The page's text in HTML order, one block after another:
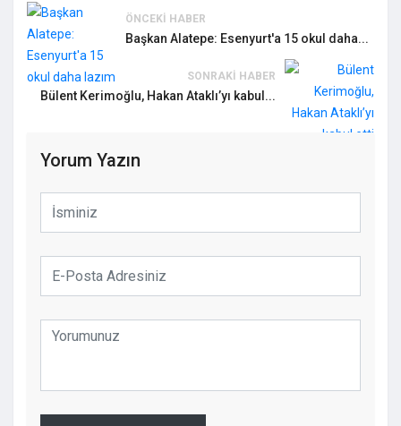
ÖNCEKI HABER
Başkan Alatepe: Esenyurt'a 15 okul daha...
SONRAKI HABER
Bülent Kerimoğlu, Hakan Ataklı’yı kabul...
Yorum Yazın
Ardahan Belediyesi'nin personel taşıma
"Vira Bismillah" Diyerek AK Parti'ye Geçti!
Orhan Çerkez'in Yorumlara Kapattığı İlk
Paylaşım Gündem Oldu